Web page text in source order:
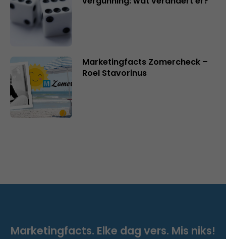
Marketingfacts Zomercheck –
Roel Stavorinus
Marketingfacts. Elke dag vers. Mis niks!